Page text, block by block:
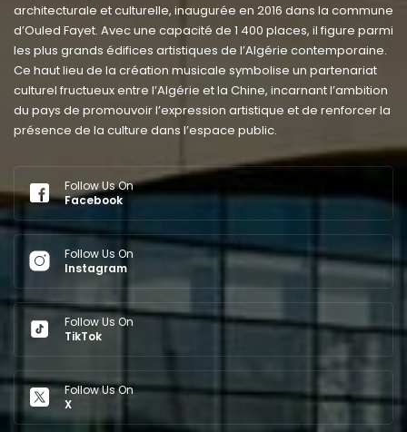
architecturale et culturelle, inaugurée en 2016 dans la commune
d’Ouled Fayet. Avec une capacité de 1 400 places, il figure parmi
les plus grands édifices artistiques de l’Algérie contemporaine.
Ce haut lieu de la création musicale symbolise un partenariat
culturel fructueux entre l’Algérie et la Chine, incarnant l’ambition
du pays de promouvoir l’expression artistique et de renforcer la
présence de la culture dans l’espace public.
Follow Us On
Facebook
Follow Us On
Instagram
Follow Us On
TikTok
Follow Us On
X